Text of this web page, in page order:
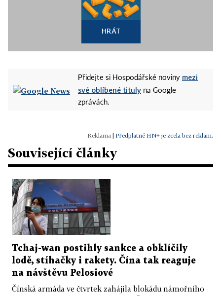
HRÁT
Přidejte si Hospodářské noviny mezi
své oblíbené tituly na Google
zprávách.
Předplatné HN+ je zcela bez reklam.
Související články
Tchaj-wan postihly sankce a obklíčily
lodě, stíhačky i rakety. Čína tak reaguje
na návštěvu Pelosiové
Čínská armáda ve čtvrtek zahájila blokádu námořního